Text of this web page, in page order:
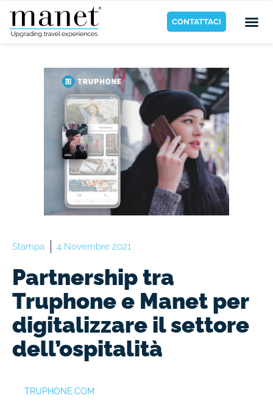
CONTATTACI
Stampa 4 Novembre 2021
Partnership tra
Truphone e Manet per
digitalizzare il settore
dell’ospitalità
TRUPHONE.COM